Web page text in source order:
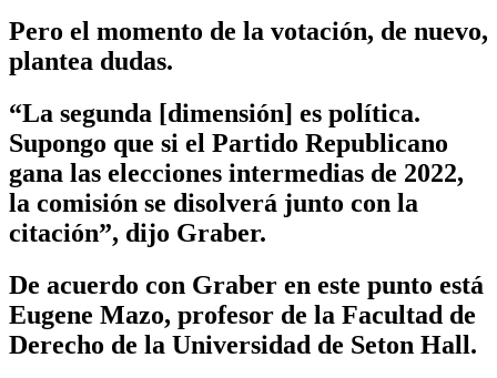
Pero el momento de la votación, de nuevo,
plantea dudas.
“La segunda [dimensión] es política.
Supongo que si el Partido Republicano
gana las elecciones intermedias de 2022,
la comisión se disolverá junto con la
citación”, dijo Graber.
De acuerdo con Graber en este punto está
Eugene Mazo, profesor de la Facultad de
Derecho de la Universidad de Seton Hall.